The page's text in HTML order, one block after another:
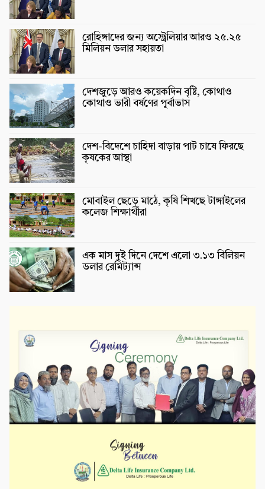
রোহিঙ্গাদের জন্য অস্ট্রেলিয়ার আরও ২৫.২৫
মিলিয়ন ডলার সহায়তা
দেশজুড়ে আরও কয়েকদিন বৃষ্টি, কোথাও
কোথাও ভারী বর্ষণের পূর্বাভাস
দেশ-বিদেশে চাহিদা বাড়ায় পাট চাষে ফিরছে
কৃষকের আস্থা
মোবাইল ছেড়ে মাঠে, কৃষি শিখছে টাঙ্গাইলের
কলেজ শিক্ষার্থীরা
এক মাস দুই দিনে দেশে এলো ৩.১৩ বিলিয়ন
ডলার রেমিট্যান্স